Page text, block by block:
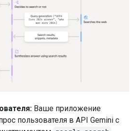
Ваше приложение
пользователя в API Gemini с